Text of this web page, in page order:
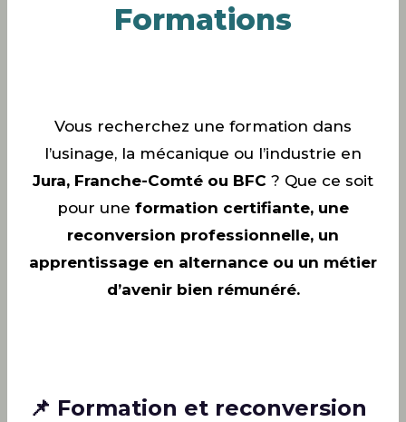
Formations
Vous recherchez une formation dans
l’usinage, la mécanique ou l’industrie en
Jura, Franche-Comté ou BFC ? Que ce soit
pour une formation certifiante, une
reconversion professionnelle, un
apprentissage en alternance ou un métier
d’avenir bien rémunéré.
📌 Formation et reconversion